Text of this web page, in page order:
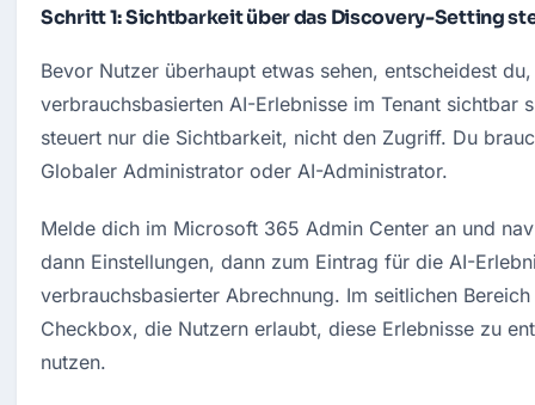
Schritt 1: Sichtbarkeit über das Discovery-Setting
Bevor Nutzer überhaupt etwas sehen, entscheidest
verbrauchsbasierten AI-Erlebnisse im Tenant sichtbar
steuert nur die Sichtbarkeit, nicht den Zugriff. Du
Globaler Administrator oder AI-Administrator.
Melde dich im Microsoft 365 Admin Center an und
dann Einstellungen, dann zum Eintrag für die AI-
verbrauchsbasierter Abrechnung. Im seitlichen
Checkbox, die Nutzern erlaubt, diese Erlebnisse zu
nutzen.